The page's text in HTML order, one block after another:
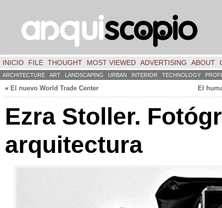
INICIO FILE THOUGHT MOST VIEWED ADVERTISING ABOUT
ARCHITECTURE ART LANDSCAPING URBAN INTERIOR TECHNOLOGY
« El nuevo World Trade Center El
Ezra Stoller.
arquitectura